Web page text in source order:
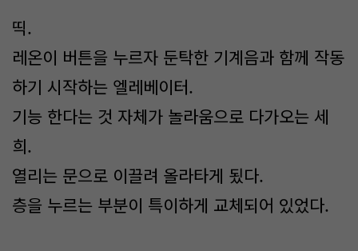
띡.
레온이 버튼을 누르자 둔탁한 기계음과 함께 작동
하기 시작하는 엘레베이터.
기능 한다는 것 자체가 놀라움으로 다가오는 세
희.
열리는 문으로 이끌려 올라타게 됬다.
층을 누르는 부분이 특이하게 교체되어 있었다.